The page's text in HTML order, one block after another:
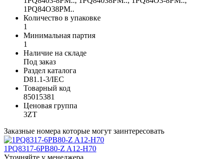
1PQ84O38PM..
Количество в упаковке
1
Минимальная партия
1
Наличие на складе
Под заказ
Раздел каталога
D81.1-3/IEC
Товарный код
85015381
Ценовая группа
3ZT
Заказные номера которые могут заинтересовать
1PQ8317-6PB80-Z A12-H70
Уточняйте у менеджера